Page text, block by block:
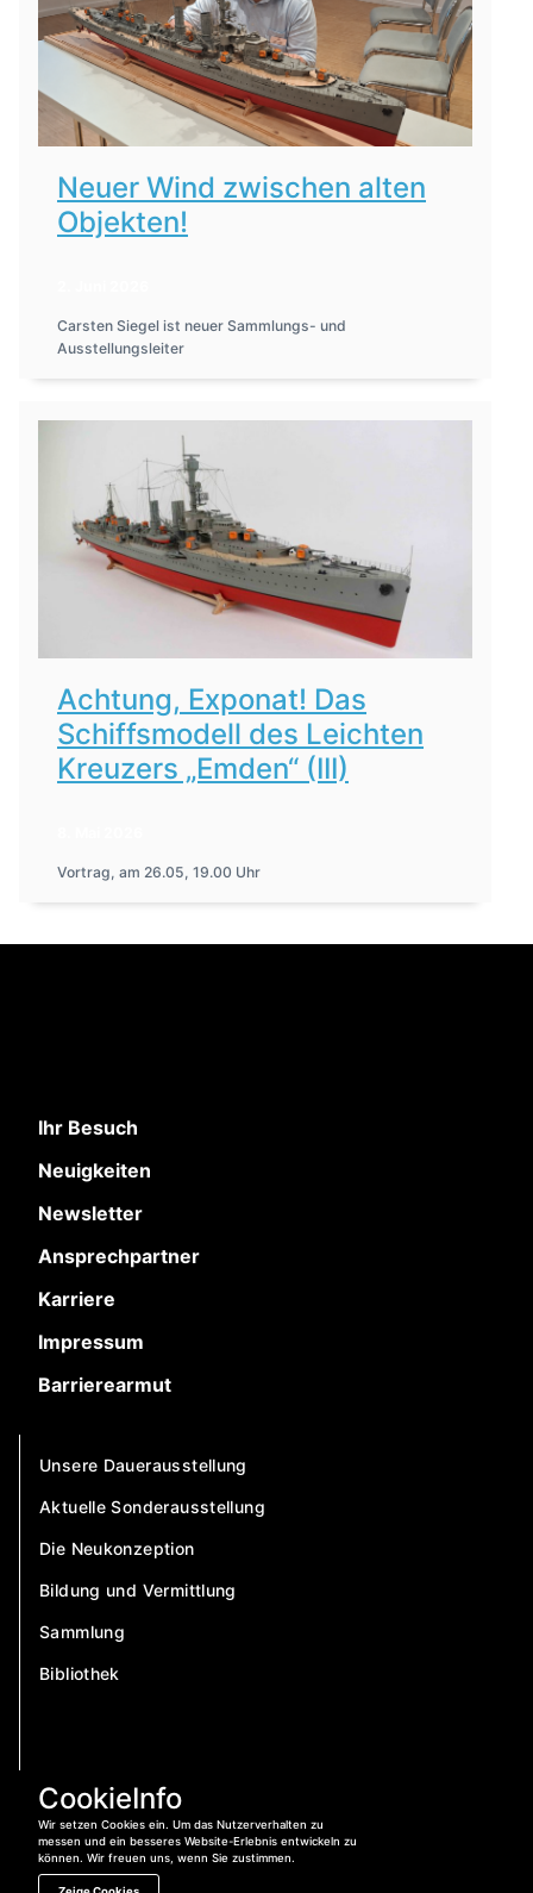
CookieInfo
Wir setzen Cookies ein. Um das Nutzerverhalten zu
messen und ein besseres Website-Erlebnis entwickeln zu
können. Wir freuen uns, wenn Sie zustimmen.
Neuer Wind zwischen alten
Objekten!
Carsten Siegel ist neuer Sammlungs- und
Ausstellungsleiter
Achtung, Exponat! Das
Schiffsmodell des Leichten
Kreuzers „Emden“ (III)
Vortrag, am 26.05, 19.00 Uhr
Ihr Besuch
Neuigkeiten
Newsletter
Ansprechpartner
Karriere
Impressum
Barrierearmut
Unsere Dauerausstellung
Aktuelle Sonderausstellung
Die Neukonzeption
Bildung und Vermittlung
Sammlung
Bibliothek